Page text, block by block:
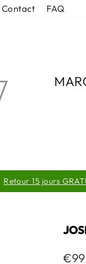
Contact FAQ
Retour 15 jours
Prix